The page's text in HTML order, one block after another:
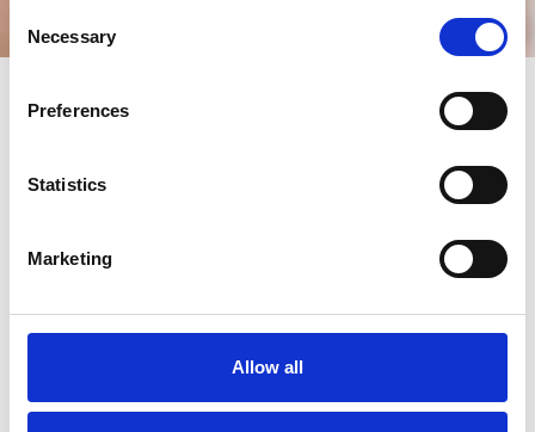
Selection
Necessary
Preferences
Statistics
Marketing
Allow all